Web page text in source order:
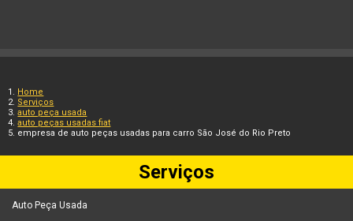
Home
Serviços
auto peça usada
auto peças usadas fiat
empresa de auto peças usadas para carro São José do Rio Preto
Serviços
Auto Peça Usada